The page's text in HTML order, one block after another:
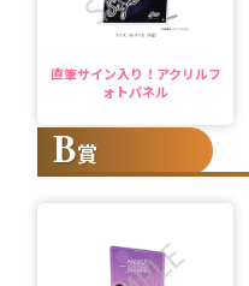
直筆サイン入り！アクリルフ
ォトパネル
B賞